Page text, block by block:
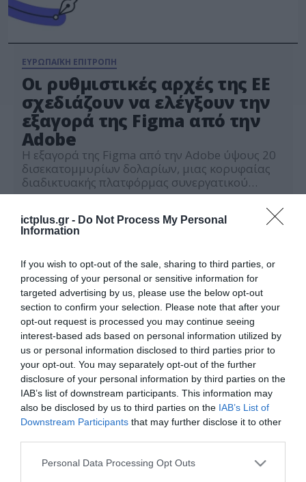
ictplus.gr - Do Not Process My Personal
Information
If you wish to opt-out of the sale, sharing to third parties, or
processing of your personal or sensitive information for
targeted advertising by us, please use the below opt-out
section to confirm your selection. Please note that after your
opt-out request is processed you may continue seeing
interest-based ads based on personal information utilized by
us or personal information disclosed to third parties prior to
your opt-out. You may separately opt-out of the further
disclosure of your personal information by third parties on the
IAB’s list of downstream participants. This information may
also be disclosed by us to third parties on the IAB’s List of
Downstream Participants that may further disclose it to other
Please note that this website/app uses one or more Google
Personal Data Processing Opt Outs
ΕΥΡΩΠΑΪΚΗ ΕΠΙΤΡΟΠΗ
Οι ρυθμιστικές αρχές της ΕΕ
σχεδιάζουν να ελέγξουν την
εξαγορά της Figma από την
Adobe
Η εξαγορά της Figma από την Adobe ύψους 20
δισεκατομμυρίων δολαρίων, μιας κορυφαίας
διαδικτυακής πλατφόρμας συνεργατικού
σχεδιασμού, πρόκειται να αντιμετωπίσει
αντιμονοπωλιακής νομοθεσίας της ΕΕ τις
επόμενες ημέρες, σύμφωνα με τους Financial
κοινοποίηση αιτιάσεων που θα αποστείλει στις
εταιρείες, μια κίνηση που θα αυξήσει την πίεση
στην […]